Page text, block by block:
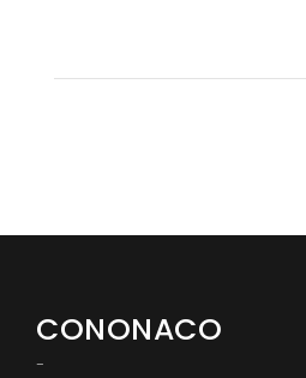
CONONACO
-